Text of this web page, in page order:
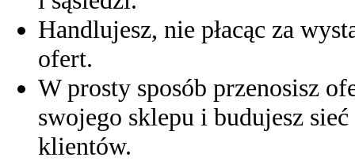
Handlujesz, nie płacąc za
ofert.
W prosty sposób przenosisz
swojego sklepu i budujesz sieć
klientów.